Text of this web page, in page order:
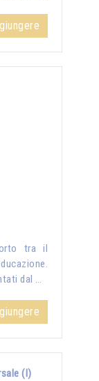
tra il
dal …
(I)